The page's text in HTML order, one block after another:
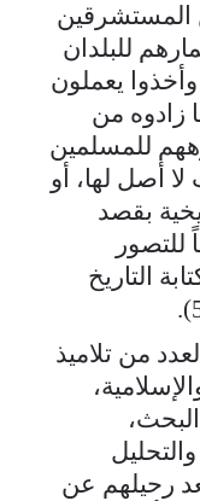
المستشرقين
للبلدان
وأخذوا يعملون
زادوه من
للمسلمين
أصل لها، أو
بقصد
للتصور
التاريخ
من تلاميذ
رحيلهم عن